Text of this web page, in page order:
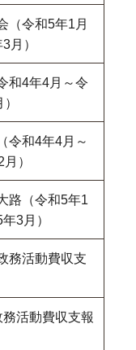
（令和5年1月
月）
和4年4月～令
令和4年4月～
）
路（令和5年1
3月）
務活動費収支
活動費収支報